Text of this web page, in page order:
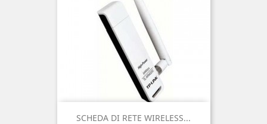
SCHEDA DI RETE WIRELESS...